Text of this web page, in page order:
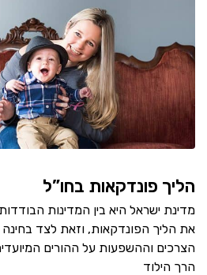
הליך פונדקאות בחו”ל
מדינת ישראל היא בין המדינות
את הליך הפונדקאות, וזאת לצד
הצרכים וההשפעות על ההורים
הרך הילוד